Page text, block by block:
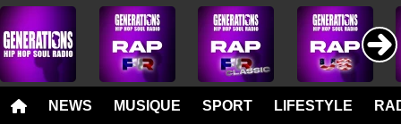
NEWS MUSIQUE SPORT LIFESTYLE